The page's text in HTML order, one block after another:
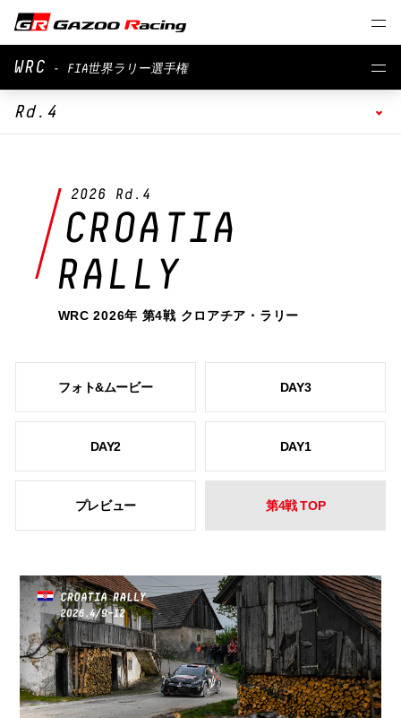
WRC - FIA世界ラリー選手権
Rd.4
2026 Rd.4
CROATIA
RALLY
WRC 2026年 第4戦 クロアチア・ラリー
フォト&ムービー DAY3
DAY2 DAY1
プレビュー 第4戦 TOP